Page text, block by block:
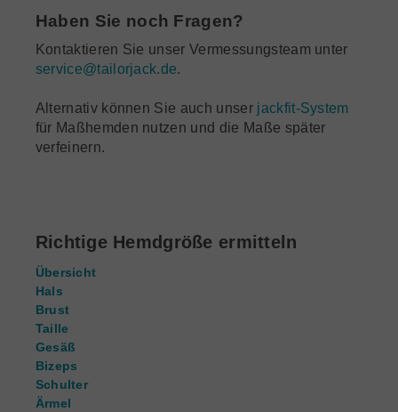
Haben Sie noch Fragen?
Kontaktieren Sie unser Vermessungsteam unter
service@tailorjack.de.
Alternativ können Sie auch unser jackfit-System
für Maßhemden nutzen und die Maße später
verfeinern.
Richtige Hemdgröße ermitteln
Übersicht
Hals
Brust
Taille
Gesäß
Bizeps
Schulter
Ärmel